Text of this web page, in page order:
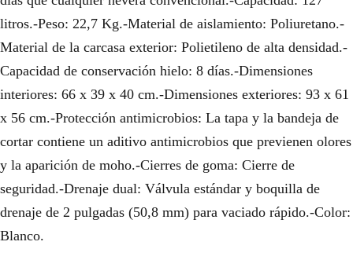
litros.-Peso: 22,7 Kg.-Material de aislamiento: Poliuretano.-
Material de la carcasa exterior: Polietileno de alta densidad.-
Capacidad de conservación hielo: 8 días.-Dimensiones
interiores: 66 x 39 x 40 cm.-Dimensiones exteriores: 93 x 61
x 56 cm.-Protección antimicrobios: La tapa y la bandeja de
cortar contiene un aditivo antimicrobios que previenen olores
y la aparición de moho.-Cierres de goma: Cierre de
seguridad.-Drenaje dual: Válvula estándar y boquilla de
drenaje de 2 pulgadas (50,8 mm) para vaciado rápido.-Color:
Blanco.